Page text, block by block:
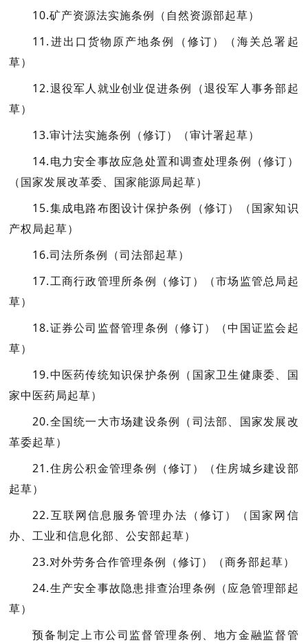
10.矿产资源法实施条例 （自然资源部起草）
11.进出口货物原产地条例（修订）
（海关总署起
草）
12.退役军人就业创业促进条例
（退役军人事务部起
草）
13.审计法实施条例（修订） （审计署起草）
14.电力安全事故应急处置和调查处理条例（修订）
（国家发展改革委、国家能源局起草）
15.集成电路布图设计保护条例（修订）
（国家知识
产权局起草）
16.司法所条例 （司法部起草）
17.工商行政管理所条例（修订）
（市场监管总局起
草）
18.证券公司监督管理条例（修订）
（中国证监会起
草）
19.中医药传统知识保护条例
（国家卫生健康委、国
家中医药局起草）
20.全国统一大市场建设条例
（司法部、国家发展改
革委起草）
21.住房公积金管理条例（修订）
（住房城乡建设部
起草）
22.互联网信息服务管理办法（修订）
（国家网信
办、工业和信息化部、公安部起草）
23.对外劳务合作管理条例（修订） （商务部起草）
24.生产安全事故隐患排查治理条例
（应急管理部起
草）
预备制定上市公司监督管理条例、地方金融监督管